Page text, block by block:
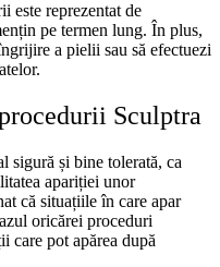
este reprezentat de
pe termen lung. În plus,
a pielii sau să efectuezi
Sculptra
sigură și bine tolerată, ca
apariției unor
că situațiile în care apar
oricărei proceduri
care pot apărea după